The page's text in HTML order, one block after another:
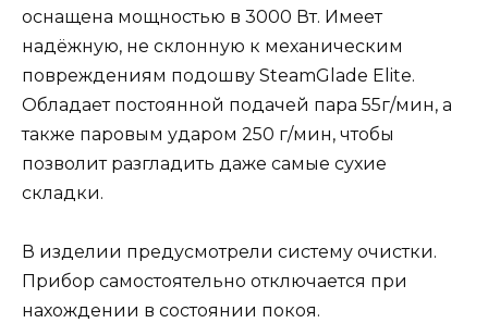
оснащена мощностью в 3000 Вт. Имеет
надёжную, не склонную к механическим
повреждениям подошву SteamGlade Elite.
Обладает постоянной подачей пара 55г/мин, а
также паровым ударом 250 г/мин, чтобы
позволит разгладить даже самые сухие
складки.
В изделии предусмотрели систему очистки.
Прибор самостоятельно отключается при
нахождении в состоянии покоя.